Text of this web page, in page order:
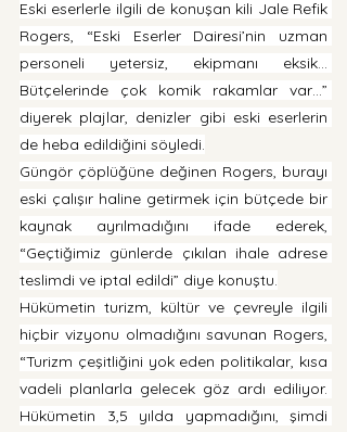
Eski eserlerle ilgili de konuşan kili Jale Refik
Rogers, “Eski Eserler Dairesi’nin uzman
personeli yetersiz, ekipmanı eksik…
Bütçelerinde çok komik rakamlar var…”
diyerek plajlar, denizler gibi eski eserlerin
de heba edildiğini söyledi.
Güngör çöplüğüne değinen Rogers, burayı
eski çalışır haline getirmek için bütçede bir
kaynak ayrılmadığını ifade ederek,
“Geçtiğimiz günlerde çıkılan ihale adrese
teslimdi ve iptal edildi” diye konuştu.
Hükümetin turizm, kültür ve çevreyle ilgili
hiçbir vizyonu olmadığını savunan Rogers,
“Turizm çeşitliğini yok eden politikalar, kısa
vadeli planlarla gelecek göz ardı ediliyor.
Hükümetin 3,5 yılda yapmadığını, şimdi